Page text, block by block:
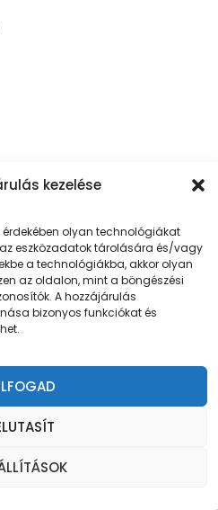
kezelése
olyan technológiákat
eszközadatok tárolására és/vagy
a technológiákba, akkor olyan
az oldalon, mint a böngészési
A hozzájárulás
bizonyos funkciókat és
üzemeltető:WordPress